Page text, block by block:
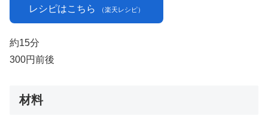
レシピはこちら （楽天レシピ）
約15分
300円前後
材料